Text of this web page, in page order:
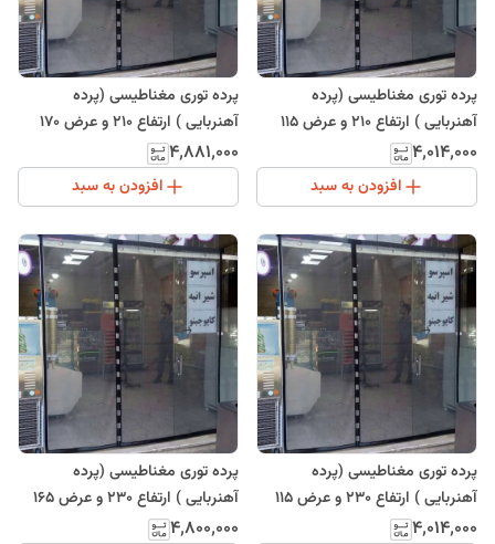
پرده توری مغناطیسی (پرده
آهنربایی ) ارتفاع 210 و عرض 115
(ارسال رایگان)
۴٬۰۱۴٬۰۰۰
افزودن به سبد
پرده توری مغناطیسی (پرده
آهنربایی ) ارتفاع 210 و عرض 170
(ارسال رایگان)
۴٬۸۸۱٬۰۰۰
افزودن به سبد
پرده توری مغناطیسی (پرده
آهنربایی ) ارتفاع 230 و عرض 115
(ارسال رایگان)
۴٬۰۱۴٬۰۰۰
پرده توری مغناطیسی (پرده
آهنربایی ) ارتفاع 230 و عرض 165
(ارسال رایگان)
۴٬۸۰۰٬۰۰۰